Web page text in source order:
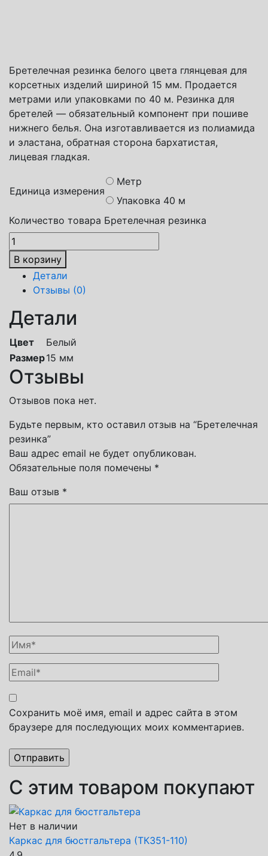
Бретелечная резинка белого цвета глянцевая для
корсетных изделий шириной 15 мм. Продается
метрами или упаковками по 40 м. Резинка для
бретелей — обязательный компонент при пошиве
нижнего белья. Она изготавливается из полиамида
и эластана, обратная сторона бархатистая,
лицевая гладкая.
Единица измерения
Метр
Упаковка 40 м
Количество товара Бретелечная резинка
В корзину
Детали
Отзывы (0)
Детали
Цвет
Белый
Размер15 мм
Отзывы
Отзывов пока нет.
Будьте первым, кто оставил отзыв на “Бретелечная
резинка”
Ваш адрес email не будет опубликован.
Обязательные поля помечены *
Ваш отзыв *
Сохранить моё имя, email и адрес сайта в этом
браузере для последующих моих комментариев.
С этим товаром покупают
Нет в наличии
Каркас для бюстгальтера (ТК351-110)